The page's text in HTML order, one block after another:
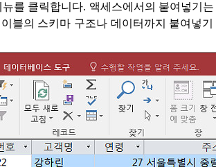
뉴를 클릭합니다. 액세스에서의 붙여넣기는
블의 스키마 구조나 데이터까지 붙여넣기